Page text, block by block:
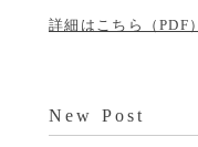
詳細はこちら（PDF）
New Post